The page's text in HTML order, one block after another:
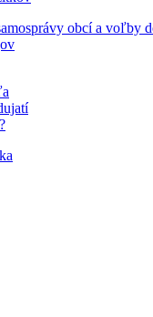
obcí a voľby